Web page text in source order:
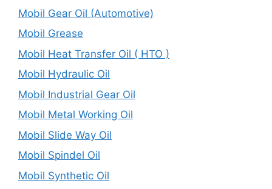
Mobil Gear Oil (Automotive)
Mobil Grease
Mobil Heat Transfer Oil ( HTO )
Mobil Hydraulic Oil
Mobil Industrial Gear Oil
Mobil Metal Working Oil
Mobil Slide Way Oil
Mobil Spindel Oil
Mobil Synthetic Oil